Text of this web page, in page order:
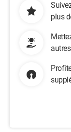
plus